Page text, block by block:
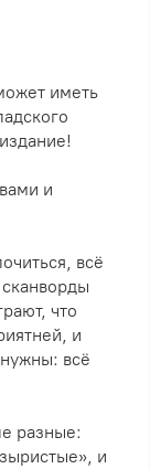
иметь
и
всё
что
и
всё
разные:
и